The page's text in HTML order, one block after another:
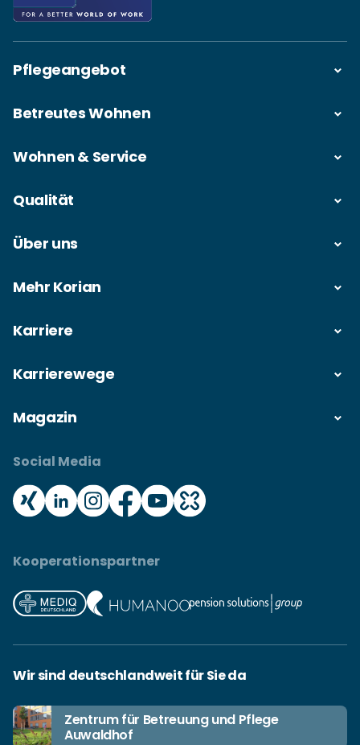
Pflegeangebot
Betreutes Wohnen
Wohnen & Service
Qualität
Über uns
Mehr Korian
Karriere
Karrierewege
Magazin
Social Media
Kooperationspartner
Wir sind deutschlandweit für Sie da
Zentrum für Betreuung und Pflege
Auwaldhof